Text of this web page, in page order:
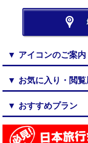
▼ アイコンのご案内
▼ お気に入り・閲覧
▼ おすすめプラン